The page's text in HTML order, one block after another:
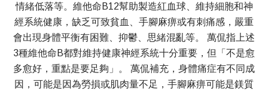
情緒低落等。維他命B12幫助製造紅血球、維持細胞和神
經系統健康，缺乏可致貧血、手腳麻痹或有刺痛感，嚴重
會出現身體平衡有困難、抑鬱、思緒混亂等。 萬侃指上述
3種維他命B都對維持健康神經系統十分重要，但「不是愈
多愈好，重點是要足夠」。 萬侃補充，身體痛症有不同成
因，可能是因為勞損或肌肉量不足，手腳麻痹可能是鎂質